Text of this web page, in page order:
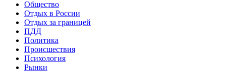
Общество
Отдых в России
Отдых за границей
ПДД
Политика
Происшествия
Психология
Рынки